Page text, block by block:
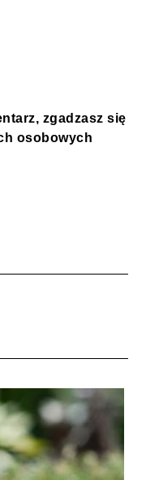
zgadzasz się
osobowych